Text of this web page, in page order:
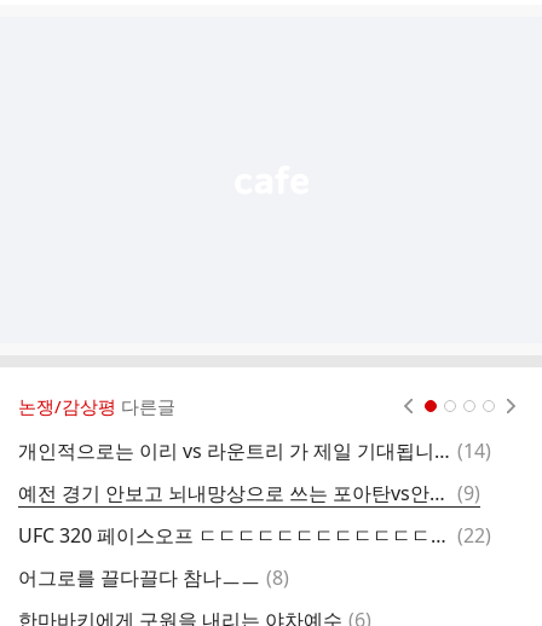
논쟁/감상평 다른글
개인적으로는 이리 vs 라운트리 가 제일 기대됩니다 댓
(14)
예전 경기 안보고 뇌내망상으로 쓰는 포아탄vs안칼 2차전 댓
글
(9)
UFC 320 페이스오프 ㄷㄷㄷㄷㄷㄷㄷㄷㄷㄷㄷㄷㄷㄷㄷㄷㄷㄷㄷㄷㄷㄷㄷㄷㄷㄷㄷ 댓
(22)
어그로를 끌다끌다 참나ㅡㅡ 댓
(8)
한마바키에게 구원을 내리는 야차예수 댓
(6)